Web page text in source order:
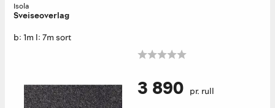
Isola
Sveiseoverlag
b: 1m l: 7m sort
3 890 pr. rull